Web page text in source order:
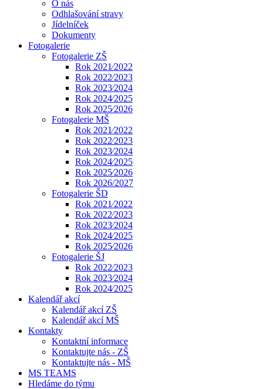
O nás
Odhlašování stravy
Jídelníček
Dokumenty
Fotogalerie
Fotogalerie ZŠ
Rok 2021⁄2022
Rok 2022⁄2023
Rok 2023⁄2024
Rok 2024⁄2025
Rok 2025⁄2026
Fotogalerie MŠ
Rok 2021⁄2022
Rok 2022⁄2023
Rok 2023⁄2024
Rok 2024⁄2025
Rok 2025⁄2026
Rok 2026/2027
Fotogalerie ŠD
Rok 2021⁄2022
Rok 2022⁄2023
Rok 2023⁄2024
Rok 2024⁄2025
Rok 2025⁄2026
Fotogalerie ŠJ
Rok 2022⁄2023
Rok 2023⁄2024
Rok 2024⁄2025
Kalendář akcí
Kalendář akcí ZŠ
Kalendář akcí MŠ
Kontakty
Kontaktní informace
Kontaktujte nás - ZŠ
Kontaktujte nás - MŠ
MS TEAMS
Hledáme do týmu